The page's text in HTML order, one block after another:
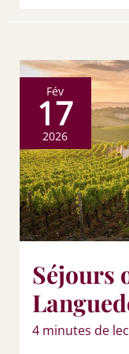
Fév
17
2026
Séjours
4 minutes de